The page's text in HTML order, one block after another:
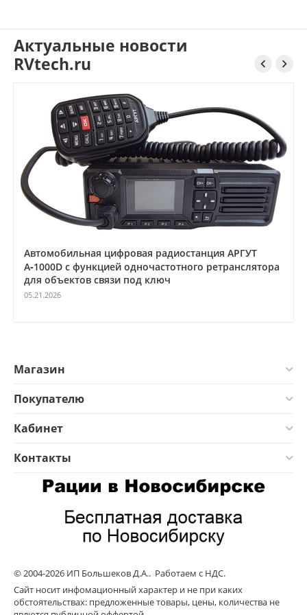
Актуальные новости
RVtech.ru
 
Автомобильная цифровая радиостанция АРГУТ
А‑1000D с функцией одночастотного ретранслятора
для объектов связи под ключ
05.21.2026
Магазин
Покупателю
Кабинет
Контакты
© 2004-2026 ИП Большеков Д.А.. Работаем с НДС.
Сайт носит инфомационный характер и не при каких
обстоятельствах: предложенные товары, цены, количества не